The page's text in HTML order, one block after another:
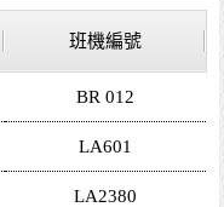
班機編號
BR 012
LA601
LA2380